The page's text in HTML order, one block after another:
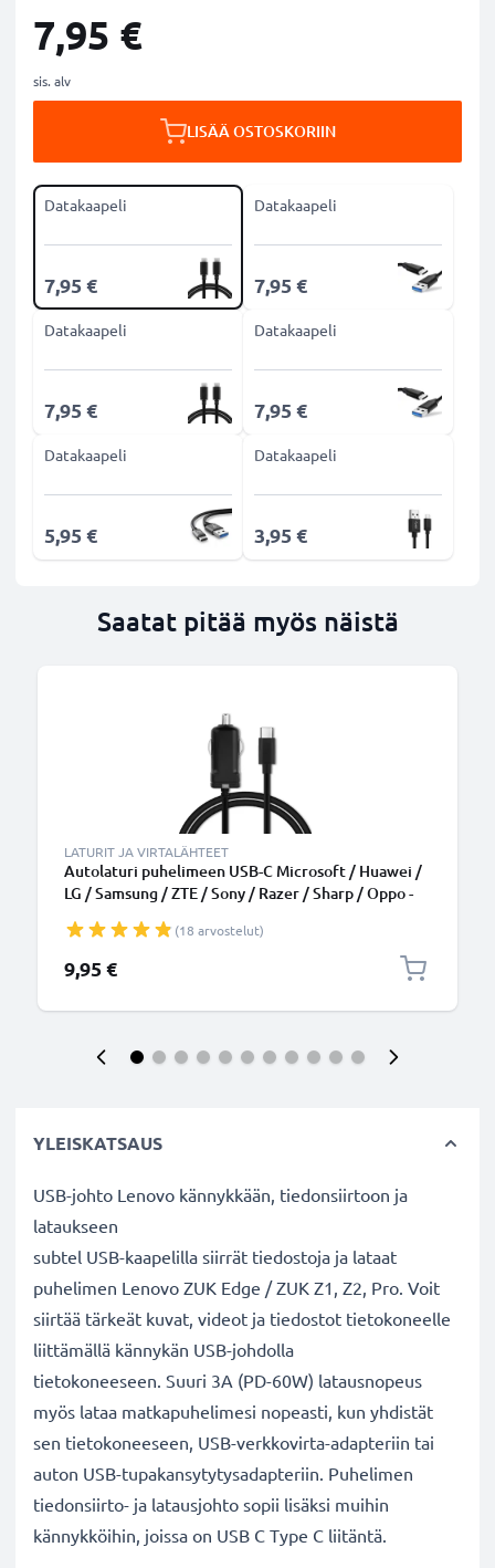
7,95 €
sis. alv
LISÄÄ OSTOSKORIIN
Datakaapeli
7,95 €
Datakaapeli
7,95 €
Datakaapeli
7,95 €
Datakaapeli
7,95 €
Datakaapeli
5,95 €
Datakaapeli
3,95 €
Saatat pitää myös näistä
LATURIT JA VIRTALÄHTEET
Autolaturi puhelimeen USB-C Microsoft / Huawei /
LG / Samsung / ZTE / Sony / Razer / Sharp / Oppo -
(18 arvostelut)
9,95 €
YLEISKATSAUS
USB-johto Lenovo kännykkään, tiedonsiirtoon ja
lataukseen
subtel USB-kaapelilla siirrät tiedostoja ja lataat
puhelimen Lenovo ZUK Edge / ZUK Z1, Z2, Pro. Voit
siirtää tärkeät kuvat, videot ja tiedostot tietokoneelle
liittämällä kännykän USB-johdolla
tietokoneeseen. Suuri 3A (PD-60W) latausnopeus
myös lataa matkapuhelimesi nopeasti, kun yhdistät
sen tietokoneeseen, USB-verkkovirta-adapteriin tai
auton USB-tupakansytytysadapteriin. Puhelimen
tiedonsiirto- ja latausjohto sopii lisäksi muihin
kännykköihin, joissa on USB C Type C liitäntä.